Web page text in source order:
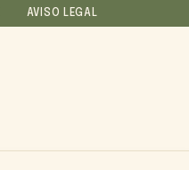
AVISO LEGAL